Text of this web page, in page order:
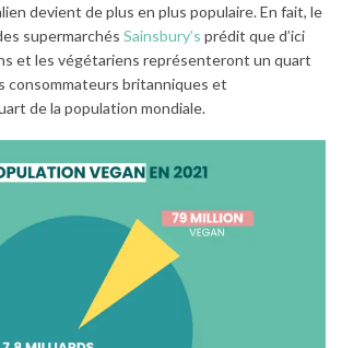
devient de plus en plus populaire. En fait, le
supermarchés Sainsbury’s prédit que d’ici
et les végétariens représenteront un quart
consommateurs britanniques et
de la population mondiale.